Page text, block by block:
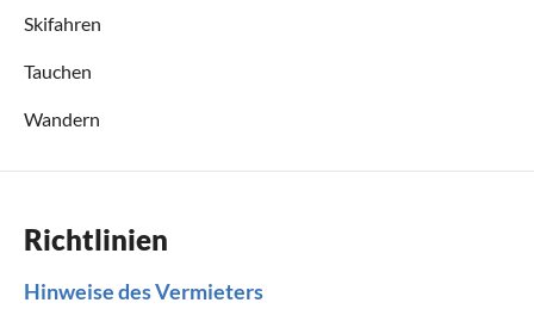
Skifahren
Tauchen
Wandern
Richtlinien
Hinweise des Vermieters